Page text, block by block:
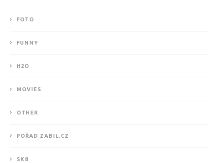
FOTO
FUNNY
H2O
MOVIES
OTHER
POŘAD ZABIL.CZ
SK8